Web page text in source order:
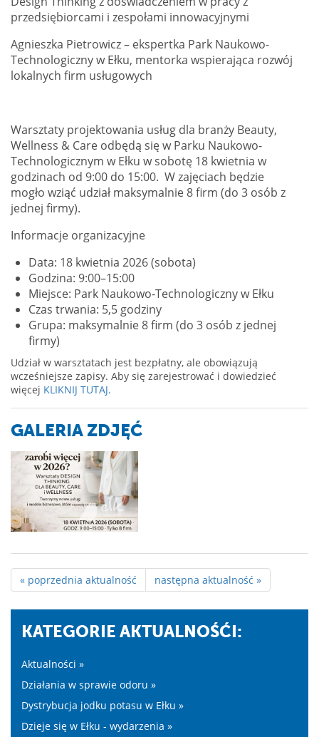
przedsiębiorcami i zespołami innowacyjnymi
Agnieszka Pietrowicz – ekspertka Park Naukowo-
Technologiczny w Ełku, mentorka wspierająca rozwój
lokalnych firm usługowych
Warsztaty projektowania usług dla branży Beauty,
Wellness & Care odbędą się w Parku Naukowo-
Technologicznym w Ełku w sobotę 18 kwietnia w
godzinach od 9:00 do 15:00. W zajęciach będzie
mogło wziąć udział maksymalnie 8 firm (do 3 osób z
jednej firmy).
Informacje organizacyjne
Data: 18 kwietnia 2026 (sobota)
Godzina: 9:00–15:00
Miejsce: Park Naukowo-Technologiczny w Ełku
Czas trwania: 5,5 godziny
Grupa: maksymalnie 8 firm (do 3 osób z jednej
firmy)
Udział w warsztatach jest bezpłatny, ale obowiązują
wcześniejsze zapisy. Aby się zarejestrować i dowiedzieć
więcej KLIKNIJ TUTAJ.
GALERIA ZDJĘĆ
« poprzednia aktualność następna aktualność »
KATEGORIE AKTUALNOŚĆI:
Aktualności »
Działania w sprawie odoru »
Dystrybucja jodku potasu w Ełku »
Dzieje się w Ełku - wydarzenia »